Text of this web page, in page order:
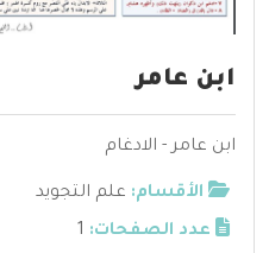
⁨ابن عامر
⁨ابن عامر - الادغام
الأقسام: علم التجويد
عدد الصفحات: 1